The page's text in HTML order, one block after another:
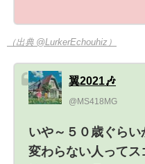
（出典 @LurkerEchouhiz）
翼2021🎶
@MS418MG
いや～５０歳ぐらい
変わらない人って